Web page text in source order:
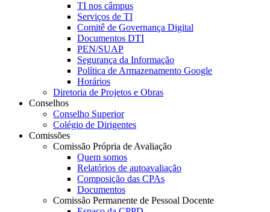
TI nos câmpus
Serviços de TI
Comitê de Governança Digital
Documentos DTI
PEN/SUAP
Segurança da Informação
Política de Armazenamento Google
Horários
Diretoria de Projetos e Obras
Conselhos
Conselho Superior
Colégio de Dirigentes
Comissões
Comissão Própria de Avaliação
Quem somos
Relatórios de autoavaliação
Composição das CPAs
Documentos
Comissão Permanente de Pessoal Docente